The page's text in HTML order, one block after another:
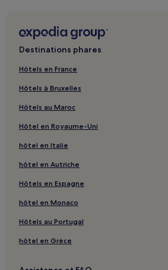
Nqutu : hôtels
District d'Umzinyathi : hôtels
Destinations phares
Hôtels en France
Hôtels à Bruxelles
Hôtels au Maroc
Hôtel en Royaume-Uni
hôtel en Italie
hôtel en Autriche
Hôtels en Espagne
hôtel en Monaco
Hôtels au Portugal
hôtel en Grèce